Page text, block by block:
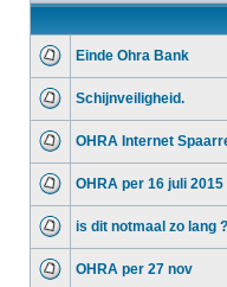
Einde Ohra Bank
Schijnveiligheid.
OHRA Internet
OHRA per 16 juli 2015
is dit notmaal zo lang ?
OHRA per 27 nov